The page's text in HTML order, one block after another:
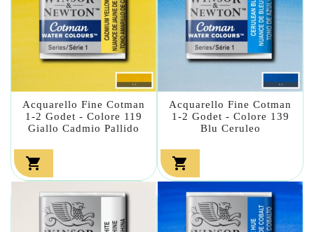
Acquarello Fine Cotman
1-2 Godet - Colore 119
Giallo Cadmio Pallido

Acquarello Fine Cotman
1-2 Godet - Colore 139
Blu Ceruleo
